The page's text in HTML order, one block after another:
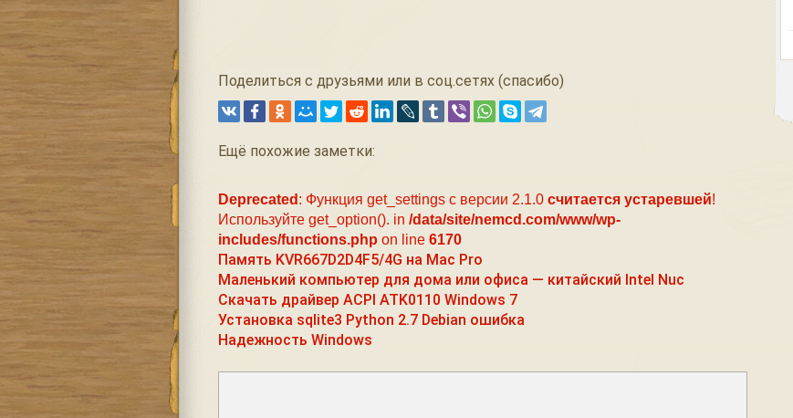
Поделиться с друзьями или в соц.сетях (спасибо)
Ещё похожие заметки:
Deprecated : Функция get_settings с версии 2.1.0 считается устаревшей!
Используйте get_option(). in /data/site/nemcd.com/www/wp-
includes/functions.php on line 6170
Память KVR667D2D4F5/4G на Mac Pro
Маленький компьютер для дома или офиса — китайский Intel Nuc
Скачать драйвер ACPI ATK0110 Windows 7
Установка sqlite3 Python 2.7 Debian ошибка
Надежность Windows